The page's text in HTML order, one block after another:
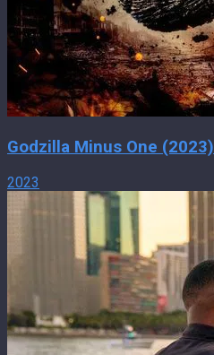
Godzilla Minus One (2023)
2023